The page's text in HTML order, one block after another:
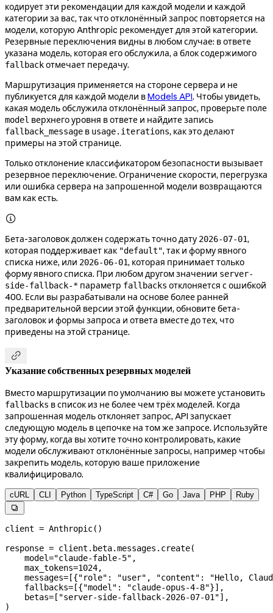
кодирует эти рекомендации для каждой модели и каждой
категории за вас, так что отклонённый запрос повторяется на
модели, которую Anthropic рекомендует для этой категории.
Резервные переключения видны в любом случае: в ответе
указана модель, которая его обслужила, а блок содержимого
fallbackотмечает передачу.
Маршрутизация применяется на стороне сервера и не
публикуется для каждой модели вModels API. Чтобы увидеть,
какая модель обслужила отклонённый запрос, проверьте поле
model верхнего уровня в ответе и найдите запись
fallback_message в usage.iterations, как это делают
примеры на этой странице.
Только отклонение классификатором безопасности вызывает
резервное переключение. Ограничение скорости, перегрузка
или ошибка сервера на запрошенной модели возвращаются
вам как есть.

Бета-заголовок должен содержать точно дату 2026-07-01,
которая поддерживает как "default", так и форму явного
списка ниже, или 2026-06-01, которая принимает только
форму явного списка. При любом другом значении server-
side-fallback-* параметр fallbacks отклоняется с ошибкой
400. Если вы разрабатывали на основе более ранней
предварительной версии этой функции, обновите бета-
заголовок и формы запроса и ответа вместе до тех, что
приведены на этой странице.

Указание собственных резервных моделей
Вместо маршрутизации по умолчанию вы можете установить
fallbacks в список из не более чем трёх моделей. Когда
запрошенная модель отклоняет запрос, API запускает
следующую модель в цепочке на том же запросе. Используйте
эту форму, когда вы хотите точно контролировать, какие
модели обслуживают отклонённые запросы, например чтобы
закрепить модель, которую ваше приложение
квалифицировало.
cURL CLI Python TypeScript C# Go Java PHP Ruby

client = Anthropic()
response = client.beta.messages.create(
    model
="claude-fable-5" ,
    max_tokens
=1024,
    messages
= [{"role" : "user" , "content" :
"Hello,
    fallbacks
= [{"model" : "claude-opus-4-8"}],
    betas
= [ "server-side-fallback-2026-07-01"],
)